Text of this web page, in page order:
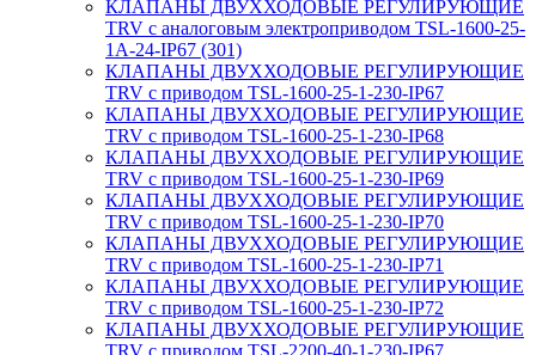
КЛАПАНЫ ДВУХХОДОВЫЕ РЕГУЛИРУЮЩИЕ
TRV с аналоговым электроприводом TSL-1600-25-
1А-24-IP67 (301)
КЛАПАНЫ ДВУХХОДОВЫЕ РЕГУЛИРУЮЩИЕ
TRV с приводом TSL-1600-25-1-230-IP67
КЛАПАНЫ ДВУХХОДОВЫЕ РЕГУЛИРУЮЩИЕ
TRV с приводом TSL-1600-25-1-230-IP68
КЛАПАНЫ ДВУХХОДОВЫЕ РЕГУЛИРУЮЩИЕ
TRV с приводом TSL-1600-25-1-230-IP69
КЛАПАНЫ ДВУХХОДОВЫЕ РЕГУЛИРУЮЩИЕ
TRV с приводом TSL-1600-25-1-230-IP70
КЛАПАНЫ ДВУХХОДОВЫЕ РЕГУЛИРУЮЩИЕ
TRV с приводом TSL-1600-25-1-230-IP71
КЛАПАНЫ ДВУХХОДОВЫЕ РЕГУЛИРУЮЩИЕ
TRV с приводом TSL-1600-25-1-230-IP72
КЛАПАНЫ ДВУХХОДОВЫЕ РЕГУЛИРУЮЩИЕ
TRV с приводом TSL-2200-40-1-230-IP67